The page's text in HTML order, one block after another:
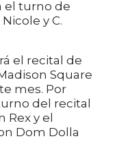
el turno de
y C.
el recital de
Square
mes. Por
del recital
Rex y el
Dom Dolla